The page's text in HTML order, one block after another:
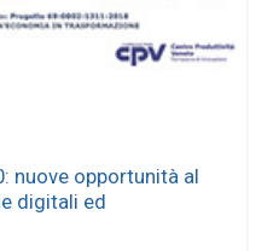
nuove opportunità al
digitali ed